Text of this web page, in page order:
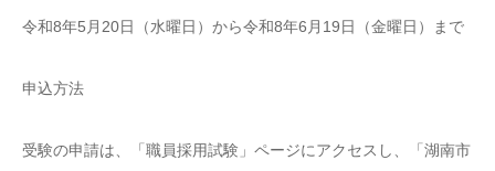
令和8年5月20日（水曜日）から令和8年6月19日（金曜日）まで
申込方法
受験の申請は、「職員採用試験」ページにアクセスし、「湖南市